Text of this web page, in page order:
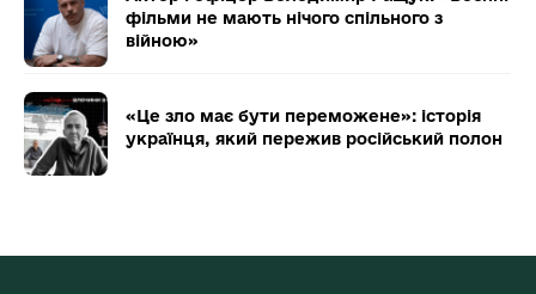
фільми не мають нічого спільного з
війною»
«Це зло має бути переможене»: історія
українця, який пережив російський полон